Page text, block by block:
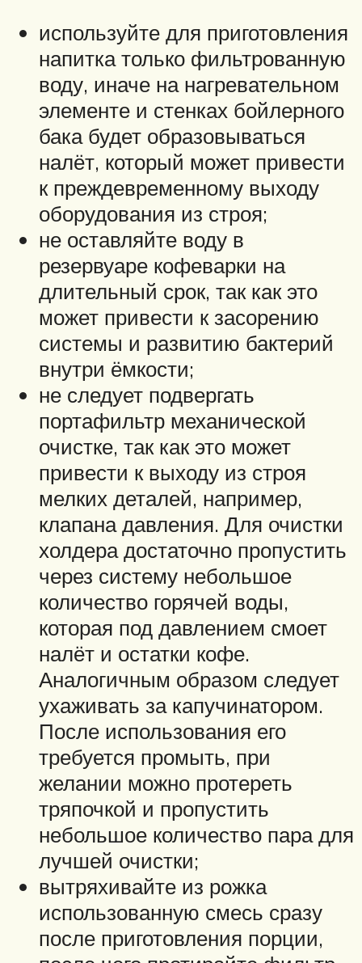
используйте для приготовления
напитка только фильтрованную
воду, иначе на нагревательном
элементе и стенках бойлерного
бака будет образовываться
налёт, который может привести
к преждевременному выходу
оборудования из строя;
не оставляйте воду в
резервуаре кофеварки на
длительный срок, так как это
может привести к засорению
системы и развитию бактерий
внутри ёмкости;
не следует подвергать
портафильтр механической
очистке, так как это может
привести к выходу из строя
мелких деталей, например,
клапана давления. Для очистки
холдера достаточно пропустить
через систему небольшое
количество горячей воды,
которая под давлением смоет
налёт и остатки кофе.
Аналогичным образом следует
ухаживать за капучинатором.
После использования его
требуется промыть, при
желании можно протереть
тряпочкой и пропустить
небольшое количество пара для
лучшей очистки;
вытряхивайте из рожка
использованную смесь сразу
после приготовления порции,